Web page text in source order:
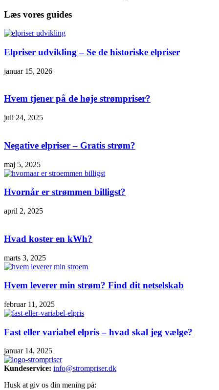
Læs vores guides
Elpriser udvikling – Se de historiske elpriser
januar 15, 2026
Hvem tjener på de høje strømpriser?
juli 24, 2025
Negative elpriser – Gratis strøm?
maj 5, 2025
Hvornår er strømmen billigst?
april 2, 2025
Hvad koster en kWh?
marts 3, 2025
Hvem leverer min strøm? Find dit netselskab
februar 11, 2025
Fast eller variabel elpris – hvad skal jeg vælge?
januar 14, 2025
Kundeservice: info@strompriser.dk
Husk at giv os din mening på: